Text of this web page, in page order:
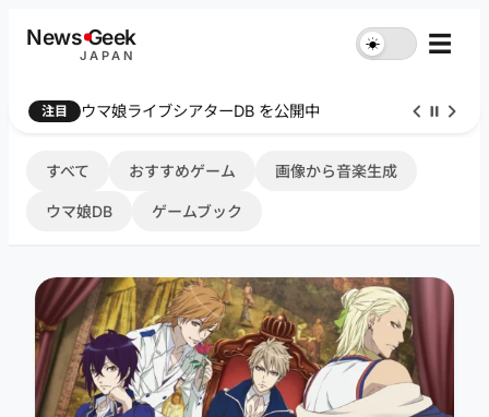
NewsGeek
JAPAN
☀︎ ☰
注目 ウマ娘ライブシアターDB を公開中
すべて おすすめゲーム 画像から音楽生成
ウマ娘DB ゲームブック